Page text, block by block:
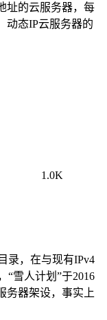
址的云服务器，每
动态IP云服务器的
1.0K
录，在与现有IPv4
“雪人计划”于2016
务器架设，事实上